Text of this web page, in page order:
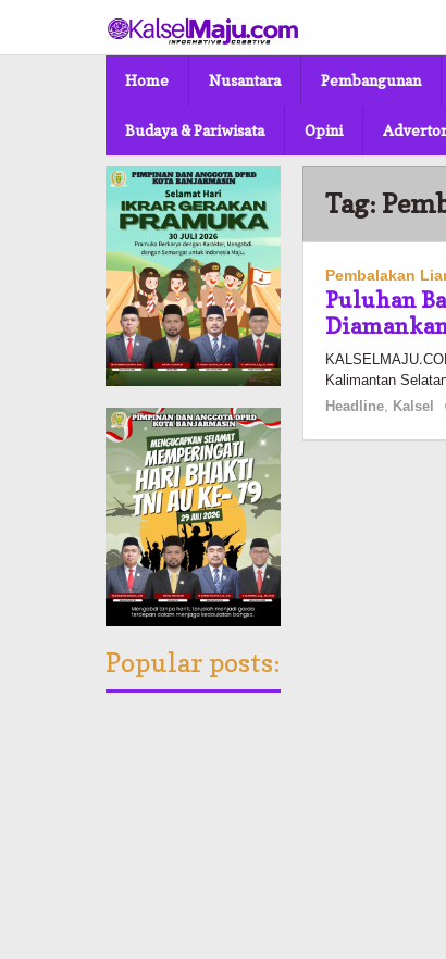
konten
Home Nusantara Pembangunan
Budaya & Pariwisata Opini
Popular posts:
Tag:
Pembalakan
Puluhan
Kalimantan
Headline, Kalsel